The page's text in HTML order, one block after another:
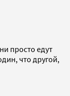
просто едут
что другой,